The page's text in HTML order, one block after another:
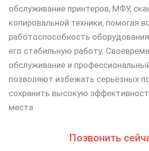
обслуживание принтеров, МФУ,
копировальной техники, помогая
работоспособность
его стабильную работу.
обслуживание и
позволяют избежать серьёзных
сохранить высокую
места
Позвонить